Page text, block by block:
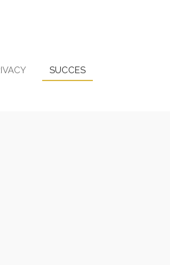
SUCCES